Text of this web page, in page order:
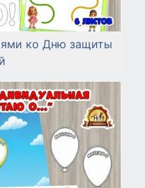
ко Дню защиты